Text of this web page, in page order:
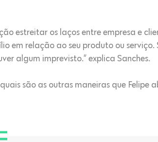
estreitar os laços entre empresa e
em relação ao seu produto ou serviço.
algum imprevisto.” explica Sanches.
são as outras maneiras que Felipe